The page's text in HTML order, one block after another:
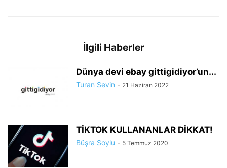
İlgili Haberler
Dünya devi ebay gittigidiyor’un...
Turan Sevin - 21 Haziran 2022
TİKTOK KULLANANLAR DİKKAT!
Büşra Soylu - 5 Temmuz 2020